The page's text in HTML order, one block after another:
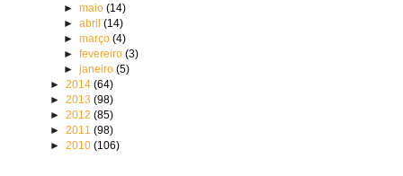
► maio (14)
► abril (14)
► março (4)
► fevereiro (3)
► janeiro (5)
►2014(64)
►2013(98)
►2012(85)
►2011(98)
►2010(106)